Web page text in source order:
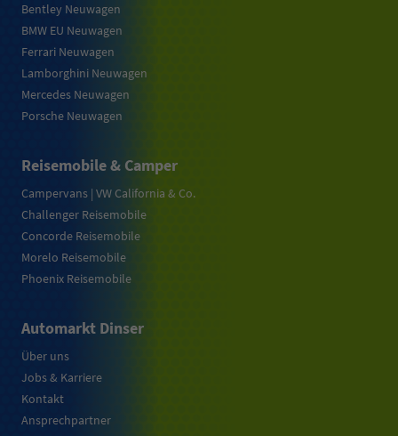
Bentley Neuwagen
BMW EU Neuwagen
Ferrari Neuwagen
Lamborghini Neuwagen
Mercedes Neuwagen
Porsche Neuwagen
Reisemobile & Camper
Campervans | VW California & Co.
Challenger Reisemobile
Concorde Reisemobile
Morelo Reisemobile
Phoenix Reisemobile
Automarkt Dinser
Über uns
Jobs & Karriere
Kontakt
Ansprechpartner